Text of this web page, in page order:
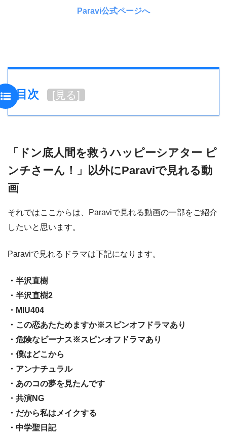
Paravi公式ページへ
目次 [見る]
「ドン底人間を救うハッピーシアター ピ
ンチさーん！」以外にParaviで見れる動
画
それではここからは、Paraviで見れる動画の一部をご紹介
したいと思います。
Paraviで見れるドラマは下記になります。
・半沢直樹
・半沢直樹2
・MIU404
・この恋あたためますか※スピンオフドラマあり
・危険なビーナス※スピンオフドラマあり
・僕はどこから
・アンナチュラル
・あのコの夢を見たんです
・共演NG
・だから私はメイクする
・中学聖日記